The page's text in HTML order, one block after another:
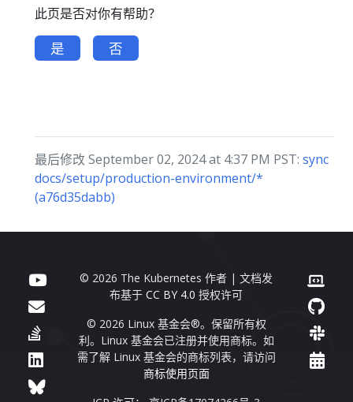
此页是否对你有帮助？
是 否
最后修改 September 02, 2024 at 4:37 PM PST: sync
docs/setup/production-environment/*
(a76d35dabb)
© 2026 The Kubernetes 作者 | 文档发
布基于CC BY 4.0 授权许可
© 2026 Linux 基金会®。保留所有权
利。Linux 基金会已注册并使用商标。如
需了解 Linux 基金会的商标列表，请访问
商标使用页面